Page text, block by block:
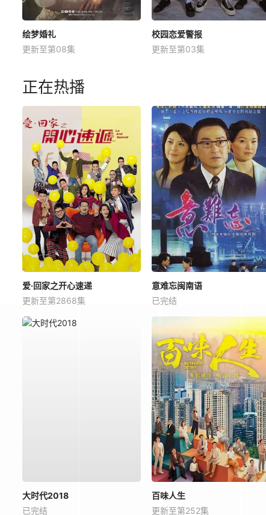
绘梦婚礼
更新至第08集
校园恋爱警报
更新至第03集
正在热播
爱·回家之开心速递
更新至第2868集
意难忘闽南语
已完结
大时代2018
已完结
百味人生
更新至第252集